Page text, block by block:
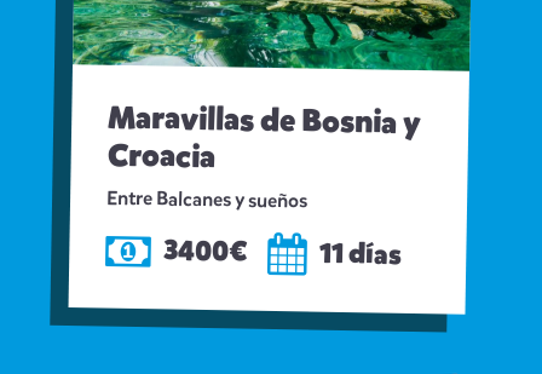
Maravillas de Bosnia y
Croacia
Entre Balcanes y sueños
3400€ 11 días